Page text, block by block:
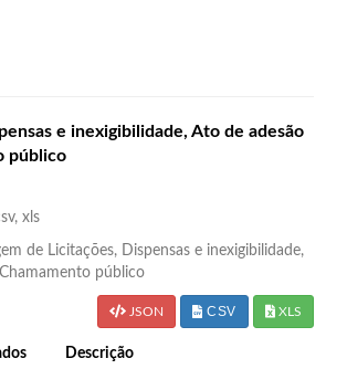
e inexigibilidade, Ato de adesão
público
xls
de Licitações, Dispensas e inexigibilidade,
público
JSON CSV XLS
Descrição